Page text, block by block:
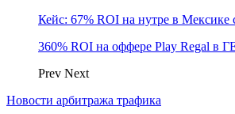
Кейс: 67% ROI на нутре в Мексике
360% ROI на оффере Play Regal в
Prev Next
Новости арбитража трафика